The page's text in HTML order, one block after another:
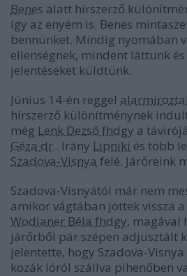
Benes alatt hírszerző
így az enyém is. Benes
bennünket. Mindig nyomában
ellenségnek, mindent láttunk
jelentéseket küldtünk.
Június 14-én reggel
hírszerző különítménynek
még Lenk Dezső fhdgy a
Géza dr.. Irány Lipniki és több
Szadova-Visnya felé. Járőreink
Szadova-Visnyától már nem
amikor vágtában jöttek vissza
Wodianer Béla fhdgy, magával
járőrből pár szépen adjusztált
jelentette, hogy Szadova-
kozák lóról szállva pihenőben